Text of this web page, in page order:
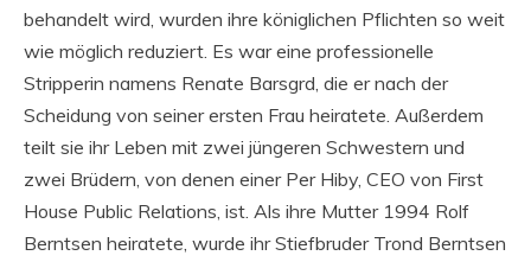
behandelt wird, wurden ihre königlichen Pflichten so weit
wie möglich reduziert. Es war eine professionelle
Stripperin namens Renate Barsgrd, die er nach der
Scheidung von seiner ersten Frau heiratete. Außerdem
teilt sie ihr Leben mit zwei jüngeren Schwestern und
zwei Brüdern, von denen einer Per Hiby, CEO von First
House Public Relations, ist. Als ihre Mutter 1994 Rolf
Berntsen heiratete, wurde ihr Stiefbruder Trond Berntsen